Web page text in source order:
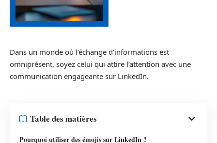
Dans un monde où l’échange d’informations est
omniprésent, soyez celui qui attire l’attention avec une
communication engageante sur LinkedIn.
Table des matières
Pourquoi utiliser des émojis sur LinkedIn ?